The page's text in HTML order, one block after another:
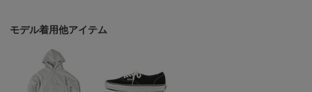
モデル着用他アイテム